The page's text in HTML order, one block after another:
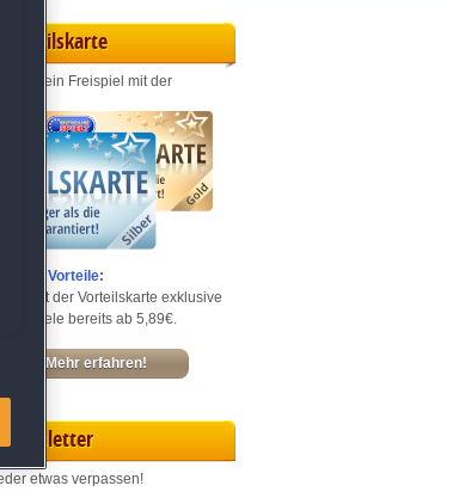
Vorteilskarte
Monat ein Freispiel mit der
die Vorteile:
dir mit der Vorteilskarte exklusive
– Spiele bereits ab 5,89€.
Mehr erfahren!
Newsletter
etwas verpassen!